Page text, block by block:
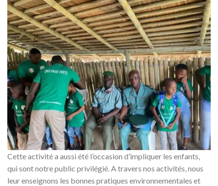
Cette activité a aussi été l’occasion d’impliquer les enfants,
qui sont notre public privilégié. A travers nos activités, nous
leur enseignons les bonnes pratiques environnementales et